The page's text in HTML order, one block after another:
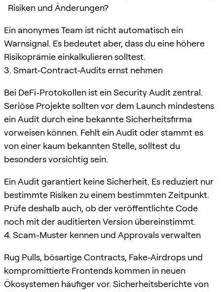
Risiken und Änderungen?
Ein anonymes Team ist nicht automatisch ein
Warnsignal. Es bedeutet aber, dass du eine höhere
Risikoprämie einkalkulieren solltest.
3. Smart-Contract-Audits ernst nehmen
Bei DeFi-Protokollen ist ein Security Audit zentral.
Seriöse Projekte sollten vor dem Launch mindestens
ein Audit durch eine bekannte Sicherheitsfirma
vorweisen können. Fehlt ein Audit oder stammt es
von einer kaum bekannten Stelle, solltest du
besonders vorsichtig sein.
Ein Audit garantiert keine Sicherheit. Es reduziert nur
bestimmte Risiken zu einem bestimmten Zeitpunkt.
Prüfe deshalb auch, ob der veröffentlichte Code
noch mit der auditierten Version übereinstimmt.
4. Scam-Muster kennen und Approvals verwalten
Rug Pulls, bösartige Contracts, Fake-Airdrops und
kompromittierte Frontends kommen in neuen
Ökosystemen häufiger vor. Sicherheitsberichte von